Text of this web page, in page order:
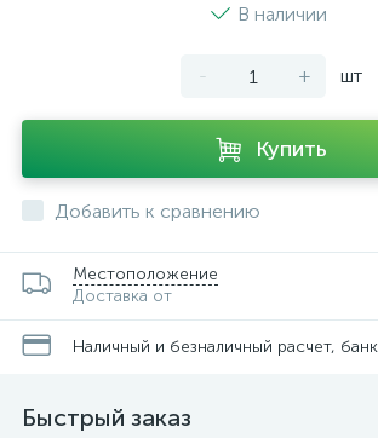
В наличии
- + шт
Купить
Добавить к сравнению
Местоположение
Доставка от
Наличный и безналичный расчет,
Быстрый заказ